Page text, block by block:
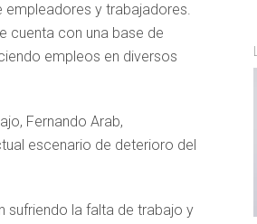
empleadores y trabajadores.
cuenta con una base de
empleos en diversos
Fernando Arab,
escenario de deterioro del
sufriendo la falta de trabajo y